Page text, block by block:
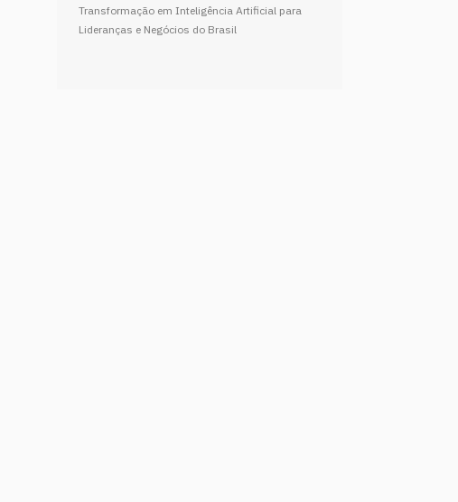
Transformação em Inteligência Artificial para
Lideranças e Negócios do Brasil